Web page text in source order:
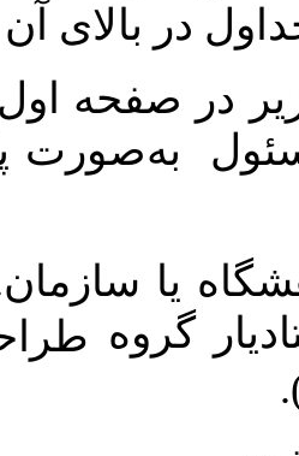
در بالای
در صفحه اول
به‌صورت
یا
گروه